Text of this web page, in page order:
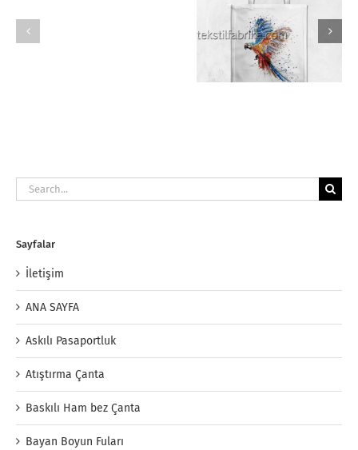
Search
for:
Sayfalar
İletişim
ANA SAYFA
Askılı Pasaportluk
Atıştırma Çanta
Baskılı Ham bez Çanta
Bayan Boyun Fuları